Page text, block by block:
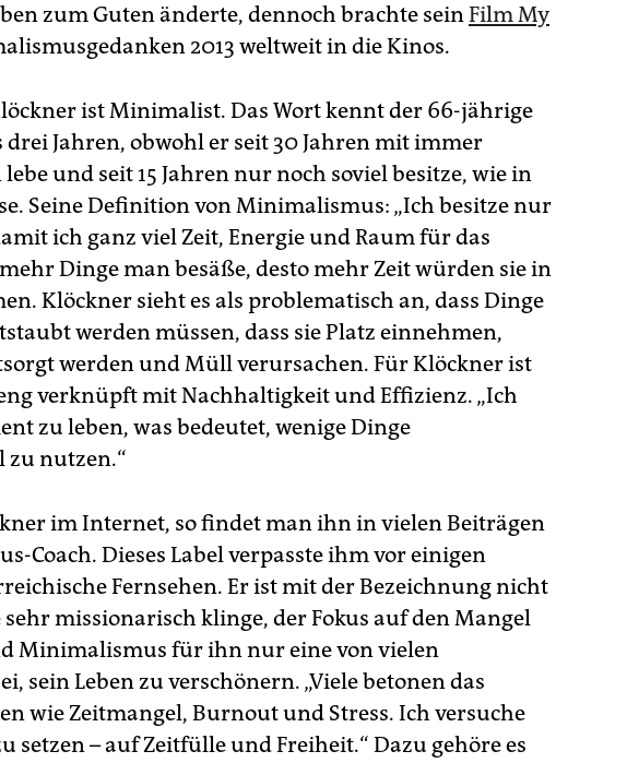
zum Guten änderte, dennoch brachte seinFilm My
2013 weltweit in die Kinos.
ist Minimalist. Das Wort kennt der 66-jährige
drei Jahren, obwohl er seit 30 Jahren mit immer
und seit 15 Jahren nur noch soviel besitze, wie in
Seine Definition von Minimalismus: „Ich besitze nur
ich ganz viel Zeit, Energie und Raum für das
mehr Dinge man besäße, desto mehr Zeit würden sie in
Klöckner sieht es als problematisch an, dass Dinge
werden müssen, dass sie Platz einnehmen,
werden und Müll verursachen. Für Klöckner ist
verknüpft mit Nachhaltigkeit und Effizienz. „Ich
zu leben, was bedeutet, wenige Dinge
nutzen.“
im Internet, so findet man ihn in vielen Beiträgen
Coach. Dieses Label verpasste ihm vor einigen
Fernsehen. Er ist mit der Bezeichnung nicht
missionarisch klinge, der Fokus auf den Mangel
Minimalismus für ihn nur eine von vielen
sein Leben zu verschönern. „Viele betonen das
wie Zeitmangel, Burnout und Stress. Ich versuche
setzen – auf Zeitfülle und Freiheit.“ Dazu gehöre es